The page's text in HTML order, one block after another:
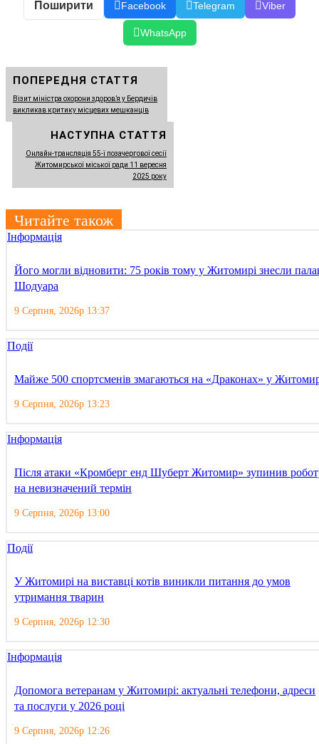
Поширити Facebook Telegram Viber
WhatsApp
ПОПЕРЕДНЯ СТАТТЯ
Візит міністра охорони здоров’я у Бердичів
викликав критику місцевих мешканців
НАСТУПНА СТАТТЯ
Онлайн-трансляція 55-ї позачергової сесії
Житомирської міської ради 11 вересня
2025 року
Читайте також
Інформація
Його могли відновити: 75 років тому у Житомирі знесли
Шодуара
9 Серпня, 2026р 13:37
Події
Майже 500 спортсменів змагаються на «Драконах» у
9 Серпня, 2026р 13:23
Інформація
Після атаки «Кромберг енд Шуберт Житомир» зупинив
на невизначений термін
9 Серпня, 2026р 13:00
Події
У Житомирі на виставці котів виникли питання до умов
утримання тварин
9 Серпня, 2026р 12:30
Інформація
Допомога ветеранам у Житомирі: актуальні телефони, адреси
та послуги у 2026 році
9 Серпня, 2026р 12:26